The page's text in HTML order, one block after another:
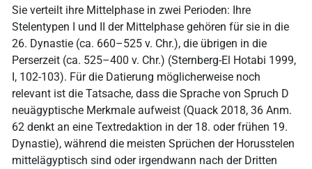
Sie verteilt ihre Mittelphase in zwei Perioden: Ihre
Stelentypen I und II der Mittelphase gehören für sie in die
26. Dynastie (ca. 660–525 v. Chr.), die übrigen in die
Perserzeit (ca. 525–400 v. Chr.) (Sternberg-El Hotabi 1999,
I, 102-103). Für die Datierung möglicherweise noch
relevant ist die Tatsache, dass die Sprache von Spruch D
neuägyptische Merkmale aufweist (Quack 2018, 36 Anm.
62 denkt an eine Textredaktion in der 18. oder frühen 19.
Dynastie), während die meisten Sprüchen der Horusstelen
mittelägyptisch sind oder irgendwann nach der Dritten